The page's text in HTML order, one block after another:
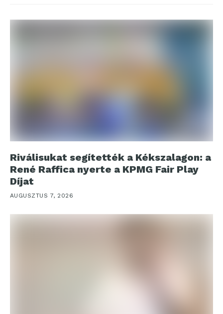
Riválisukat segítették a Kékszalagon: a
René Raffica nyerte a KPMG Fair Play
Díjat
AUGUSZTUS 7, 2026